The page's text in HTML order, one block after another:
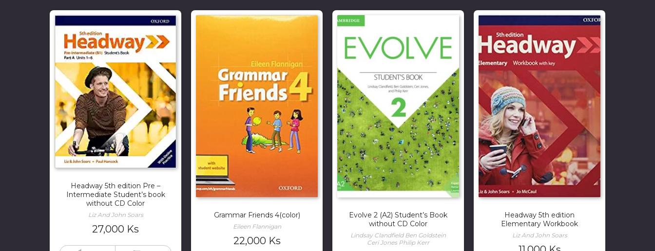
Headway 5th edition Pre –
Intermediate Student’s book
without CD Color
Liz And John Soars
27,000 Ks
Grammar Friends 4(color)
Eileen Flannigan
22,000 Ks
Evolve 2 (A2) Student’s Book
without CD Color
Lindsay Clandfield Ben Goldstein
Ceri Jones Philip Kerr
Headway 5th edition
Elementary Workbook
Liz And John Soars